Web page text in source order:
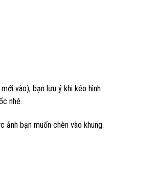
vào), bạn lưu ý khi kéo hình
nhé.
ảnh bạn muốn chèn vào khung.